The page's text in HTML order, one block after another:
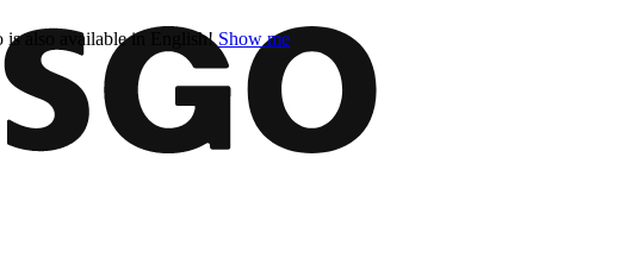
is also available in English! Show me